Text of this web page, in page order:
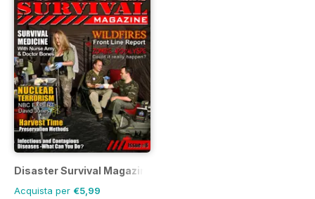
Disaster Survival Magazine
Acquista per €5,99